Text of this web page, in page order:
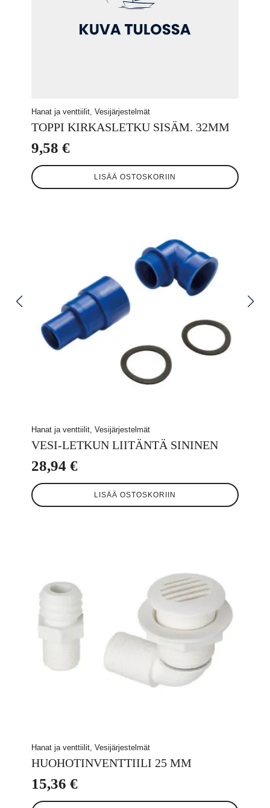
Hanat ja venttiilit, Vesijärjestelmät
TOPPI KIRKASLETKU SISÄM. 32MM
9,58 €
LISÄÄ OSTOSKORIIN
Hanat ja venttiilit, Vesijärjestelmät
VESI-LETKUN LIITÄNTÄ SININEN
28,94 €
LISÄÄ OSTOSKORIIN
Hanat ja venttiilit, Vesijärjestelmät
HUOHOTINVENTTIILI 25 MM
15,36 €